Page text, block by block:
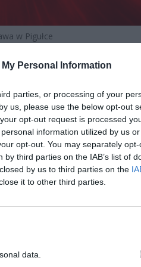
Personal Information
parties, or processing of your
us, please use the below opt-out
opt-out request is processed
information utilized by us
opt-out. You may separately
third parties on the IAB’s list of
by us to third parties on the
it to other third parties.
data.
w Pigułce
ZAKAZ
mieszkańcy nie mogą